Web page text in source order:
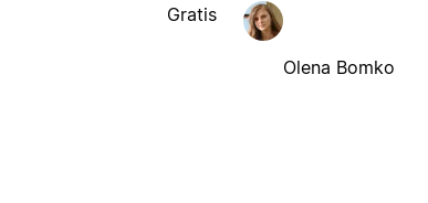
Gratis
Olena Bomko